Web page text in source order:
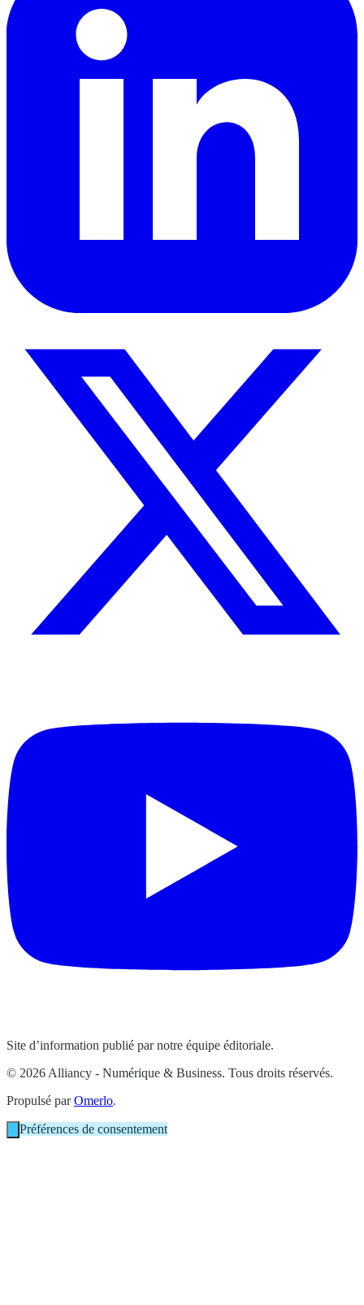
Site d’information publié par notre équipe éditoriale.
© 2026 Alliancy - Numérique & Business. Tous droits réservés.
Propulsé parOmerlo.
Préférences de consentement